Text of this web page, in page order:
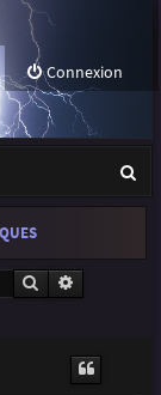
Connexion
e
Rechercher